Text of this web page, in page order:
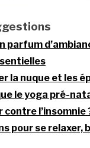
parfum
la nuque et les
le yoga pré-
contre l’insomnie
pour se relaxer,